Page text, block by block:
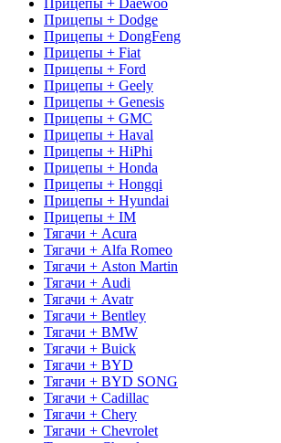
Прицепы + Dodge
Прицепы + DongFeng
Прицепы + Fiat
Прицепы + Ford
Прицепы + Geely
Прицепы + Genesis
Прицепы + GMC
Прицепы + Haval
Прицепы + HiPhi
Прицепы + Honda
Прицепы + Hongqi
Прицепы + Hyundai
Прицепы + IM
Тягачи + Acura
Тягачи + Alfa Romeo
Тягачи + Aston Martin
Тягачи + Audi
Тягачи + Avatr
Тягачи + Bentley
Тягачи + BMW
Тягачи + Buick
Тягачи + BYD
Тягачи + BYD SONG
Тягачи + Cadillac
Тягачи + Chery
Тягачи + Chevrolet